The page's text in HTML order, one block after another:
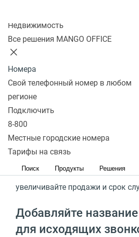
Недвижимость
Все решения MANGO OFFICE
Номера
Свой телефонный номер в любом
регионе
Подключить
8-800
Местные городские номера
Тарифы на связь
Поиск Продукты Решения
Подключить Стоимость
С сервисом
OFFICE
От 15%
повышайте уровень дозвона
От 20%
увеличивайте продажи и срок
Добавляйте
для исходящих